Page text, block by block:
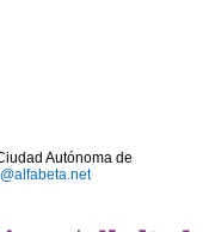
Autónoma de